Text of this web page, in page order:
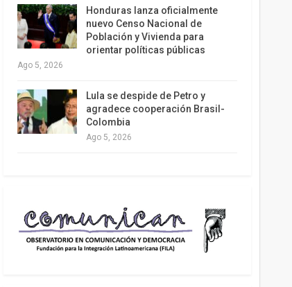
Honduras lanza oficialmente
nuevo Censo Nacional de
Población y Vivienda para
orientar políticas públicas
Ago 5, 2026
Lula se despide de Petro y
agradece cooperación Brasil-
Colombia
Ago 5, 2026